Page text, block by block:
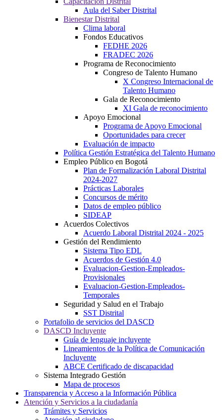
Aula del Saber Distrital
Bienestar Distrital
Clima laboral
Fondos Educativos
FEDHE 2026
FRADEC 2026
Programa de Reconocimiento
Congreso de Talento Humano
X Congreso Internacional de
Talento Humano
Gala de Reconocimiento
XI Gala de reconocimiento
Apoyo Emocional
Programa de Apoyo Emocional
Oportunidades para crecer
Evaluación de impacto
Política Gestión Estratégica del Talento Humano
Empleo Público en Bogotá
Plan de Formalización Laboral Distrital
2024-2027
Prácticas Laborales
Concursos de mérito
Datos de empleo público
SIDEAP
Acuerdos Colectivos
Acuerdo Laboral Distrital 2024 - 2025
Gestión del Rendimiento
Sistema Tipo EDL
Acuerdos de Gestión 4.0
Evaluacion-Gestion-Empleados-
Provisionales
Evaluacion-Gestion-Empleados-
Temporales
Seguridad y Salud en el Trabajo
SST Distrital
Portafolio de servicios del DASCD
DASCD Incluyente
Guía de lenguaje incluyente
Lineamientos de la Política de Comunicación
Incluyente
ABCE Certificado de discapacidad
Sistema Integrado Gestión
Mapa de procesos
Transparencia y Acceso a la Información Pública
Atención y Servicios a la ciudadanía
Trámites y Servicios